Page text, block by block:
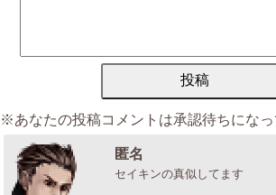
※あなたの投稿コメントは承認待ちになっ
匿名
セイキンの真似してます